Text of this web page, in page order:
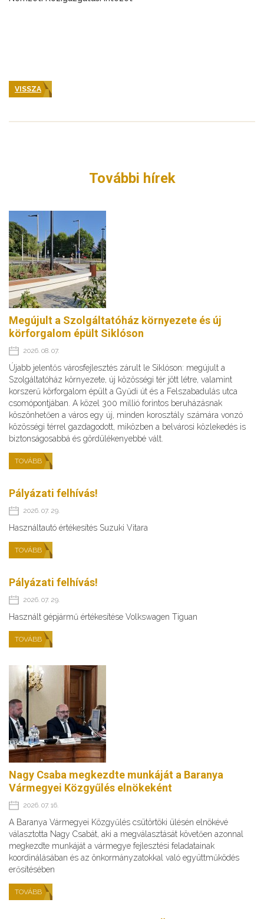
VISSZA
További hírek
Megújult a Szolgáltatóház környezete és új
körforgalom épült Siklóson
2026. 08. 07.
Újabb jelentős városfejlesztés zárult le Siklóson: megújult a
Szolgáltatóház környezete, új közösségi tér jött létre, valamint
korszerű körforgalom épült a Gyűdi út és a Felszabadulás utca
csomópontjában. A közel 300 millió forintos beruházásnak
köszönhetően a város egy új, minden korosztály számára vonzó
közösségi térrel gazdagodott, miközben a belvárosi közlekedés is
biztonságosabbá és gördülékenyebbé vált.
TOVÁBB
Pályázati felhívás!
2026. 07. 29.
Használtautó értékesítés Suzuki Vitara
TOVÁBB
Pályázati felhívás!
2026. 07. 29.
Használt gépjármű értékesítése Volkswagen Tiguan
TOVÁBB
Nagy Csaba megkezdte munkáját a Baranya
Vármegyei Közgyűlés elnökeként
2026. 07. 16.
A Baranya Vármegyei Közgyűlés csütörtöki ülésén elnökévé
választotta Nagy Csabát, aki a megválasztását követően azonnal
megkezdte munkáját a vármegye fejlesztési feladatainak
koordinálásában és az önkormányzatokkal való együttműködés
erősítésében
TOVÁBB